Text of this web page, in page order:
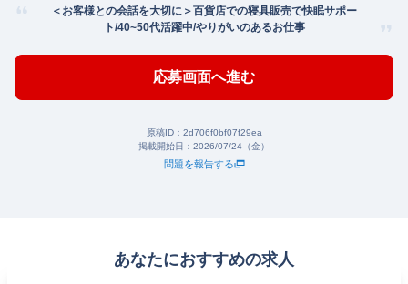
＜お客様との会話を大切に＞百貨店での寝具販売で快眠サポー
ト/40~50代活躍中/やりがいのあるお仕事
応募画面へ進む
原稿ID： 2d706f0bf07f29ea
掲載開始日： 2026/07/24（金）
問題を報告する
あなたにおすすめの求人